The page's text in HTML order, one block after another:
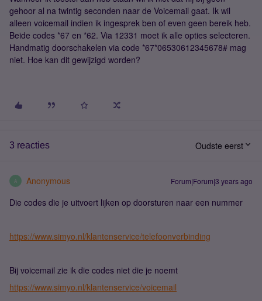
gehoor al na twintig seconden naar de Voicemail gaat. Ik wil
alleen voicemail indien ik ingesprek ben of even geen bereik heb.
Beide codes *67 en *62. Via 12331 moet ik alle opties selecteren.
Handmatig doorschakelen via code *67*06530612345678# mag
niet. Hoe kan dit gewijzigd worden?
3 reacties Oudste eerst
A Anonymous Forum|Forum|3 years ago
Die codes die je uitvoert lijken op doorsturen naar een nummer
https://www.simyo.nl/klantenservice/telefoonverbinding
Bij voicemail zie ik die codes niet die je noemt
https://www.simyo.nl/klantenservice/voicemail